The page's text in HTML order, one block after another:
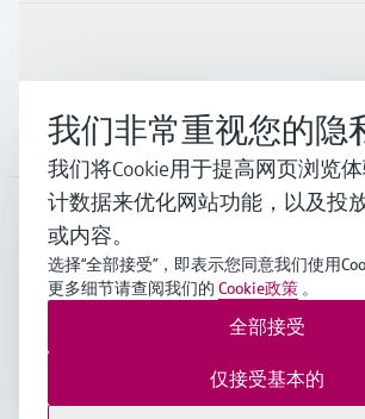
公司
CHN
Endress+Hauser Group Services AG ©版
数据保护 通用条款与条
沪公网安备
我们非常重视您的隐
我们将Cookie用于提高网页浏览
计数据来优化网站功能，以及投
或内容。
选择“全部接受”，即表示您同意我们使用
更多细节请查阅我们的 Cookie政策 。
仅接受基本的
全部接受